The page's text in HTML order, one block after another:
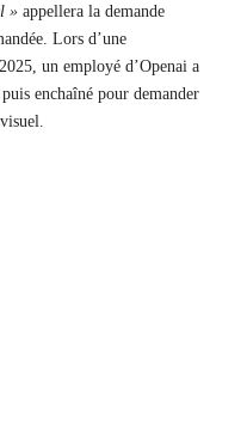
» appellera la demande
Lors d’une
un employé d’Openai a
enchaîné pour demander